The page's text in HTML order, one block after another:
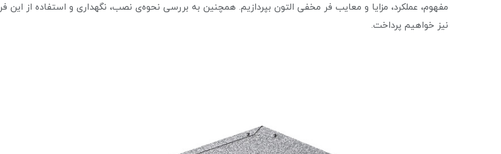
مفهوم، عملکرد، مزایا و معایب فر مخفی التون بپردازیم. همچنین به بررسی نحوه‌ی نصب، نگهداری و استفاده از این فر
نیز خواهیم پرداخت.